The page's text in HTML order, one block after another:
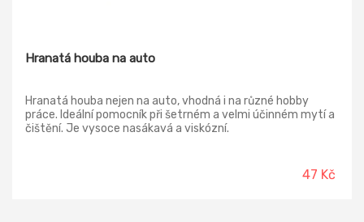
Hranatá houba na auto
Hranatá houba nejen na auto, vhodná i na různé hobby
práce. Ideální pomocník při šetrném a velmi účinném mytí a
čištění. Je vysoce nasákavá a viskózní.
47 Kč